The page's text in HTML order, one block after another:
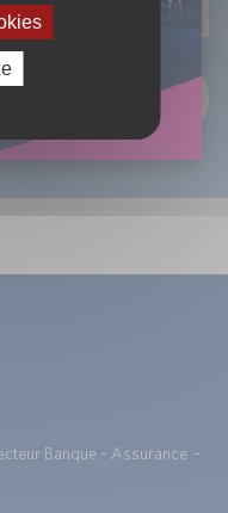
Banque – Assurance –